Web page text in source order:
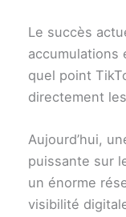
Le succès
accumulations
quel point
directement
Aujourd’hui,
puissante sur
un énorme
visibilité